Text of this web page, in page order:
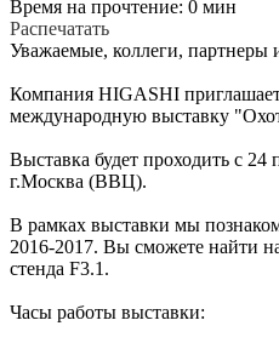
Время на прочтение: 0 мин
Распечатать
Уважаемые, коллеги, партнеры
Компания HIGASHI
международную выставку
Выставка будет проходить с 24
г.Москва (ВВЦ).
В рамках выставки мы
2016-2017. Вы сможете найти
стенда F3.1.
Часы работы выставки: